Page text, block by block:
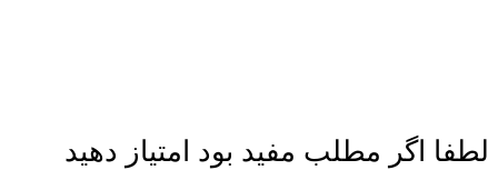
لطفا اگر مطلب مفید بود امتیاز دهید